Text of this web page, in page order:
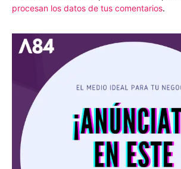
procesan los datos de tus comentarios.